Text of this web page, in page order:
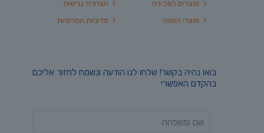
הצהרת נגישות
מדיניות הפרטיות
מוצרים למכירה
מוצרי החווה
בואו נהיה בקשר! שלחו לנו הודעה ונשמח לחזור אליכם
בהקדם האפשרי